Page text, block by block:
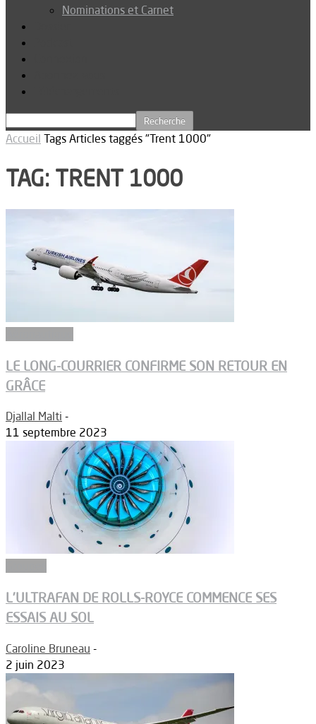
Nominations et Carnet
Accueil Tags Articles taggés "Trent 1000"
TAG: TRENT 1000
LE LONG-COURRIER CONFIRME SON RETOUR EN
GRÂCE
Djallal Malti -
11 septembre 2023
L’ULTRAFAN DE ROLLS-ROYCE COMMENCE SES
ESSAIS AU SOL
Caroline Bruneau -
2 juin 2023